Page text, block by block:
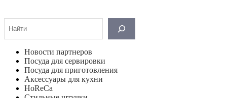
Новости партнеров
Посуда для сервировки
Посуда для приготовления
Аксессуары для кухни
HoReCa